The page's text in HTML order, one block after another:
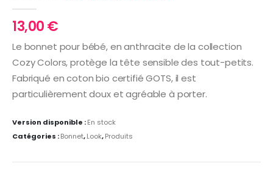
13,00€
Le bonnet pour bébé, en anthracite de la collection
Cozy Colors, protège la tête sensible des tout-petits.
Fabriqué en coton bio certifié GOTS, il est
particulièrement doux et agréable à porter.
Version disponible :En stock
Catégories :Bonnet,Look,Produits